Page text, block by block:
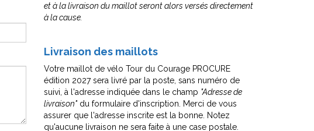
et à la livraison du maillot seront alors versés directement
à la cause.
Livraison des maillots
Votre maillot de vélo Tour du Courage PROCURE
édition 2027 sera livré par la poste, sans numéro de
suivi, à l'adresse indiquée dans le champ "Adresse de
livraison"du formulaire d'inscription. Merci de vous
assurer que l'adresse inscrite est la bonne. Notez
qu'aucune livraison ne sera faite à une case postale.